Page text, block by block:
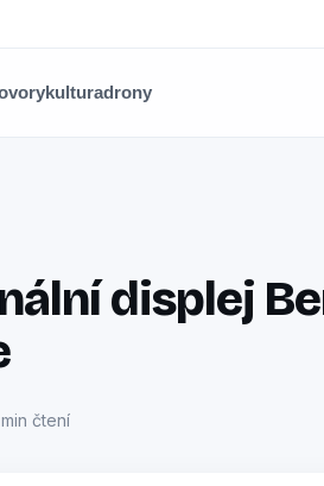
kulturadrony
displej
čtení